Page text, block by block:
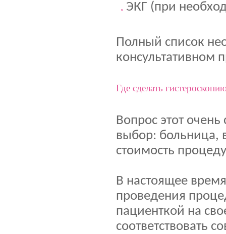
ЭКГ (при
Полный список
консультативном
Где сделать
Вопрос этот
выбор: больница,
стоимость
В настоящее
проведения
пациенткой на
соответствовать